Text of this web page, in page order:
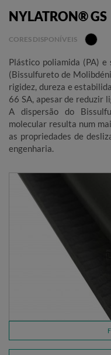
NYLATRON® GS
CORES DISPONÍVEIS
Plástico poliamida (PA)
(Bissulfureto de
rigidez, dureza e
66 SA, apesar de reduzir
A dispersão do
molecular resulta num
as propriedades de
engenharia.